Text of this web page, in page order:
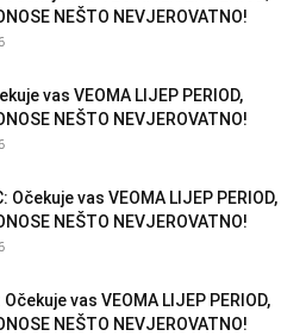
NEŠTO NEVJEROVATNO!
vas VEOMA LIJEP PERIOD,
NEŠTO NEVJEROVATNO!
Očekuje vas VEOMA LIJEP PERIOD,
NEŠTO NEVJEROVATNO!
vas VEOMA LIJEP PERIOD,
NEŠTO NEVJEROVATNO!